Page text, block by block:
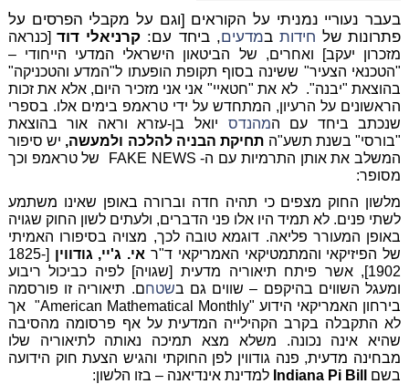
בעבר נעוריי נמניתי על הקוראים [וגם על מקבלי הפרסים על
פתרונות של חידות במדעים, ביחד עם: קרניאלי דוד[כנראה
מזכרון יעקב] ואחרים, של הביטאון הישראלי המדעי הייחודי –
"הטכנאי הצעיר" ששינה בסוף תקופת הופעתו ל"המדע והטכניקה"
בהוצאת "יבנה". לא את "חטאיי" אני אני מזכיר היום, אלא את זכות
הראשונים על הרעיון, המתחדש על ידי טראמפ בימים אלו. בספרי
שנכתב ביחד עם המהנדס יואל בן-עזרא וראה אור בהוצאת
"בורסי" בשנת תשע"ה תחיקת הבניה להלכה ולמעשה, יש סיפור
המשלב את אותן התרמיות עם ה- FAKE NEWS של טראמפ וכך
מסופר:
מלשון החוק מצפים כי תהיה חדה וברורה באופן שאינו משתמע
לשתי פנים. לא תמיד היו אלו פני הדברים, ולעתים לשון החוק שגויה
באופן המעורר פליאה. דוגמא טובה לכך, מצויה בסיפורו האמיתי
של הפיזיקאי והמתמטיקאי האמריקאי ד"ר אי. ג'יי, גודווין
[1825-
1902], אשר פיתח תיאוריה מדעית [שגויה] לפיה כביכול ריבוע
ומעגל השווים בהיקפם – שווים גם בשטחם. תיאוריה זו פורסמה
בירחון האמריקאי הידוע "American Mathematical Monthly" אך
לא התקבלה בקרב הקהילייה המדעית על אף פרסומה מהסיבה
שהיא אינה נכונה. משלא מצא תמיכה נאותה לתיאוריה שלו
מבחינה מדעית, פנה גודווין לפן החוקתי והגיש הצעת חוק הידועה
בשם
Indiana Pi Bill למדינת אינדיאנה – בזו הלשון: